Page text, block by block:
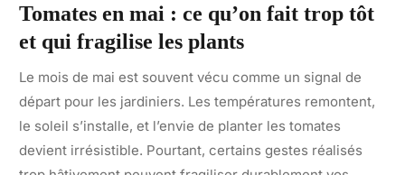
Tomates en mai : ce qu’on fait trop tôt
et qui fragilise les plants
Le mois de mai est souvent vécu comme un signal de
départ pour les jardiniers. Les températures remontent,
le soleil s’installe, et l’envie de planter les tomates
devient irrésistible. Pourtant, certains gestes réalisés